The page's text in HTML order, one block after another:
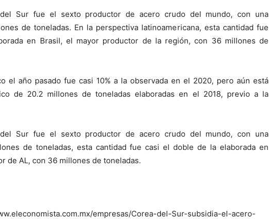
Sur fue el sexto productor de acero crudo del mundo, con una
de toneladas. En la perspectiva latinoamericana, esta cantidad fue
en Brasil, el mayor productor de la región, con 36 millones de
el año pasado fue casi 10% a la observada en el 2020, pero aún está
de 20.2 millones de toneladas elaboradas en el 2018, previo a la
Sur fue el sexto productor de acero crudo del mundo, con una
de toneladas, esta cantidad fue casi el doble de la elaborada en
de AL, con 36 millones de toneladas.
empresas/Corea-del-Sur-subsidia-el-acero-